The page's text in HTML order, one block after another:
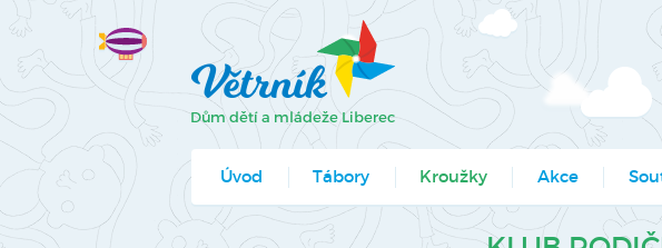
Úvod Tábory Kroužky
Jak se přihlásit?
Akce
Moje